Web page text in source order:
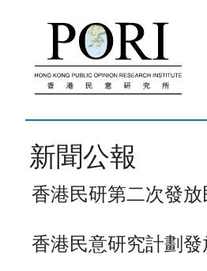
新聞公報
香港民研第二次發
香港民意研究計劃